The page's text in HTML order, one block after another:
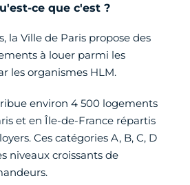
ce que c'est ?
la Ville de Paris propose des
à louer parmi les
les organismes HLM.
environ 4 500 logements
et en Île-de-France répartis
Ces catégories A, B, C, D
niveaux croissants de